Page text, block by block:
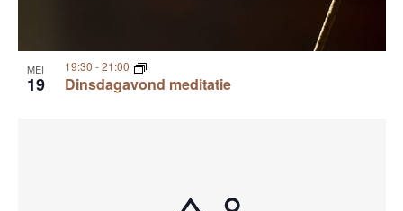
MEI
19 Dinsdagavond meditatie
19:30 -21:00